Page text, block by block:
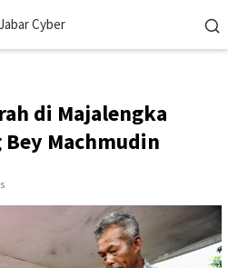
di Majalengka
Machmudin